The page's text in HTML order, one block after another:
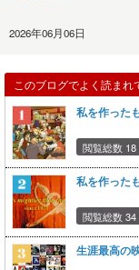
2026年06月06日
このブログでよく読まれ
私を作った
閲覧総数 18
私を作った
閲覧総数 34
生涯最高の